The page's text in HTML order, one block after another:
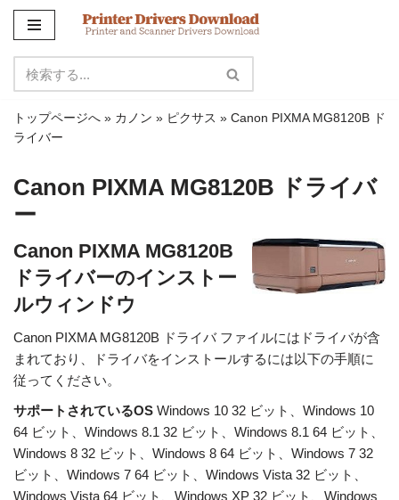
ン
テ
ン
ツ
ス
キ
ッ
トップページへ » カノン » ピクサス » Canon PIXMA MG8120B ド
ライバー
Canon PIXMA MG8120B ドライバ
ー
Canon PIXMA MG8120B
ドライバーのインストー
ルウィンドウ
Canon PIXMA MG8120B ドライバ ファイルにはドライバが含
まれており、ドライバをインストールするには以下の手順に
従ってください。
サポートされているOS Windows 10 32 ビット、Windows 10
64 ビット、Windows 8.1 32 ビット、Windows 8.1 64 ビット、
Windows 8 32 ビット、Windows 8 64 ビット、Windows 7 32
ビット、Windows 7 64 ビット、Windows Vista 32 ビット、
Windows Vista 64 ビット、Windows XP 32 ビット、Windows